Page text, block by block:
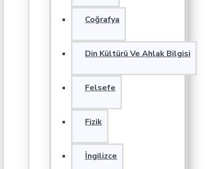
Coğrafya
Din Kültürü Ve Ahlak Bilgisi
Felsefe
Fizik
İngilizce